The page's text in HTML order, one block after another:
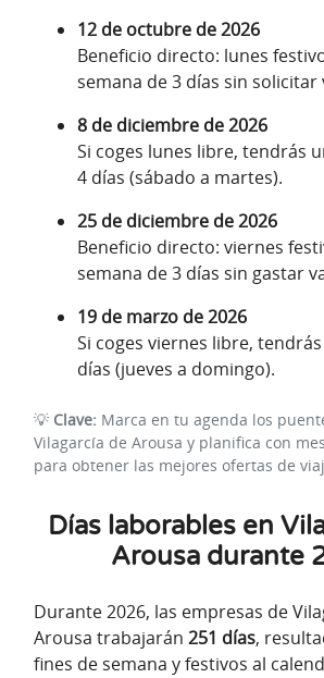
12 de octubre de 2026
Beneficio directo: lunes
semana de 3 días sin solicitar
8 de diciembre de 2026
Si coges lunes libre, tendrás
4 días (sábado a martes).
25 de diciembre de 2026
Beneficio directo: viernes
semana de 3 días sin gastar
19 de marzo de 2026
Si coges viernes libre,
días (jueves a domingo).
💡 Clave: Marca en tu agenda los
Vilagarcía de Arousa y planifica con
para obtener las mejores ofertas de
Días laborables en
Arousa durante
Durante 2026, las empresas de
Arousa trabajarán 251 días,
fines de semana y festivos al